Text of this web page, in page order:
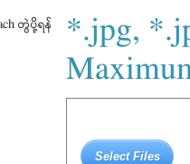
တွဲပို့ရန်
*.jpg,
Select Files